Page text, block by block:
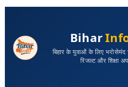
Bihar
बिहार के युवाओं के लिए भरोसेमंद
रिजल्ट और शिक्षा